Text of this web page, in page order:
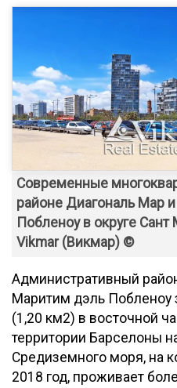
Современные
районе Диагональ Мар
Побленоу в округе
Vikmar (Викмар) ©
Административный
Маритим дэль Побленоу
(1,20 км2) в восточной
территории Барселоны
Средиземного моря, на
2018 год, проживает